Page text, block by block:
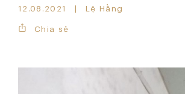
12.08.2021 Lệ Hằng
Chia sẻ